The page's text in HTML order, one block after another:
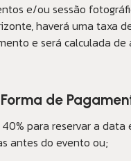
e/ou sessão
haverá uma taxa
e será calculada de
Forma de
para reservar a data
antes do evento ou;